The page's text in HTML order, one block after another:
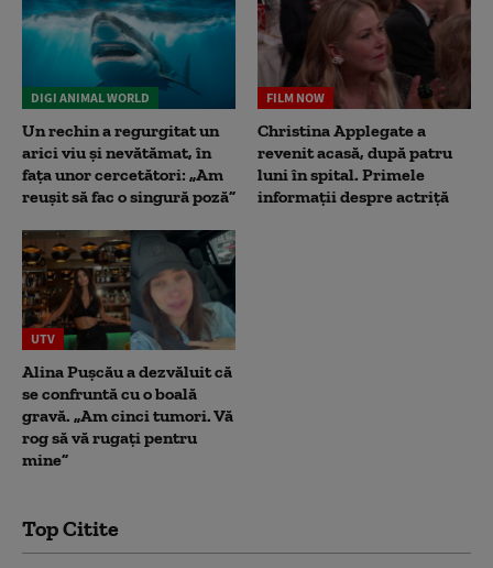
DIGI ANIMAL WORLD
Un rechin a regurgitat un
arici viu și nevătămat, în
fața unor cercetători: „Am
reușit să fac o singură poză”
FILM NOW
Christina Applegate a
revenit acasă, după patru
luni în spital. Primele
informații despre actriță
UTV
Alina Pușcău a dezvăluit că
se confruntă cu o boală
gravă. „Am cinci tumori. Vă
rog să vă rugați pentru
mine”
Top Citite